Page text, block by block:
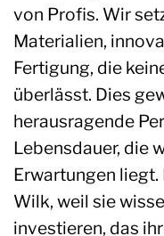
von Profis. Wir
Materialien,
Fertigung, die
überlässt. Dies
herausragende
Lebensdauer, die
Erwartungen
Wilk, weil sie
investieren, das